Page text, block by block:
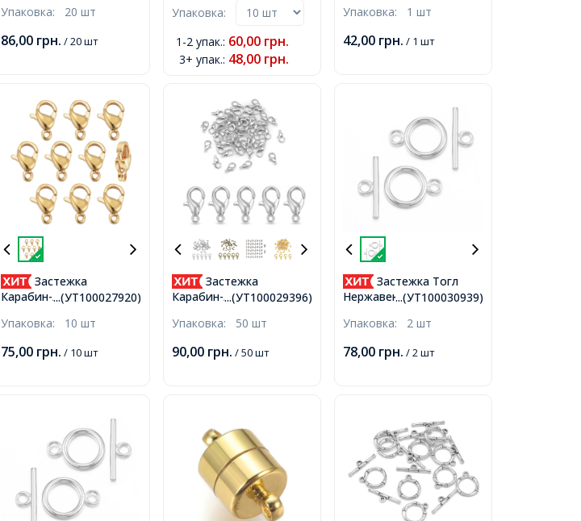
Палочка 18х6мм,
Упаковка: 20 шт
86,00 грн. / 20 шт
Серебро, Длина 14мм,
Отверстие 1.8мм,
Упаковка:
1-2 упак.: 60,00 грн.
3+ упак.: 48,00 грн.
Голова 23x12x8.5мм,
2мм, Хвост: 19х19х9мм,
Упаковка: 1 шт
42,00 грн. / 1 шт
...(УТ100027920)
Застежка
Карабин-Лобстер
Позолота 24К, 9х6х3мм,
Упаковка: 10 шт
75,00 грн. / 10 шт
...(УТ100029396)
Застежка
Карабин-Лобстер,
Отверстие 1мм,
Упаковка: 50 шт
90,00 грн. / 50 шт
...(УТ100030939)
Застежка Тогл
Нержавеющая Сталь,
Палочка 23х7х2мм,
Упаковка: 2 шт
78,00 грн. / 2 шт